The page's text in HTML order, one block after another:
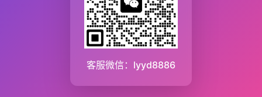
客服微信：lyyd8886